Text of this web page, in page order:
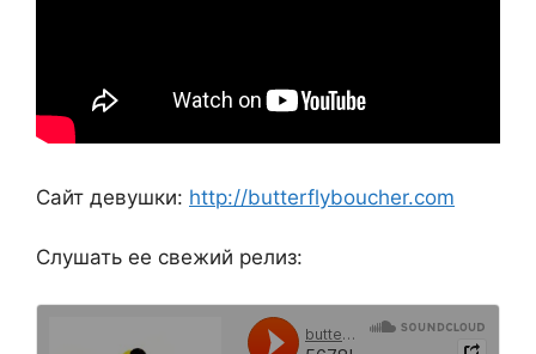
Сайт девушки: http://butterflyboucher.com
Слушать ее свежий релиз: